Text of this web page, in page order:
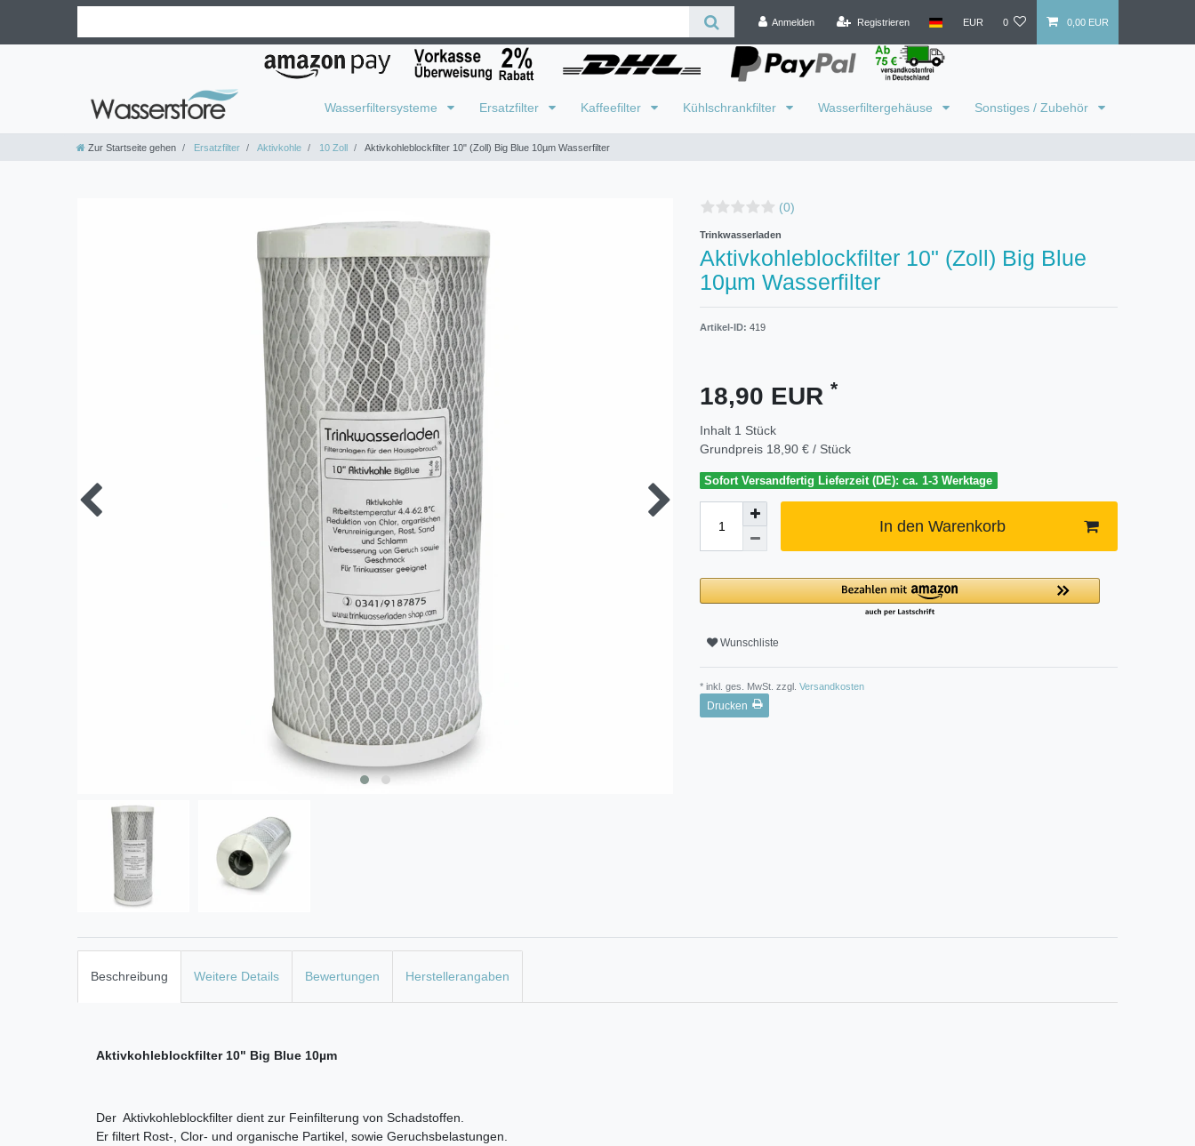
Anmelden Registrieren EUR 0 0,00 EUR
Wasserfiltersysteme Ersatzfilter Kaffeefilter Kühlschrankfilter Wasserfiltergehäuse Sonstiges / Zubehör
Zur Startseite gehen Ersatzfilter Aktivkohle 10 Zoll Aktivkohleblockfilter 10" (Zoll) Big Blue 10µm Wasserfilter
(0)
Trinkwasserladen
Aktivkohleblockfilter 10" (Zoll) Big Blue
10µm Wasserfilter
Artikel-ID: 419
18,90 EUR *
Inhalt 1 Stück
Grundpreis 18,90 € / Stück
Sofort Versandfertig Lieferzeit (DE): ca. 1-3 Werktage
In den Warenkorb
Wunschliste
* inkl. ges. MwSt. zzgl. Versandkosten
Drucken
Beschreibung Weitere Details Bewertungen Herstellerangaben
Aktivkohleblockfilter 10" Big Blue 10µm
Der Aktivkohleblockfilter dient zur Feinfilterung von Schadstoffen.
Er filtert Rost-, Clor- und organische Partikel, sowie Geruchsbelastungen.